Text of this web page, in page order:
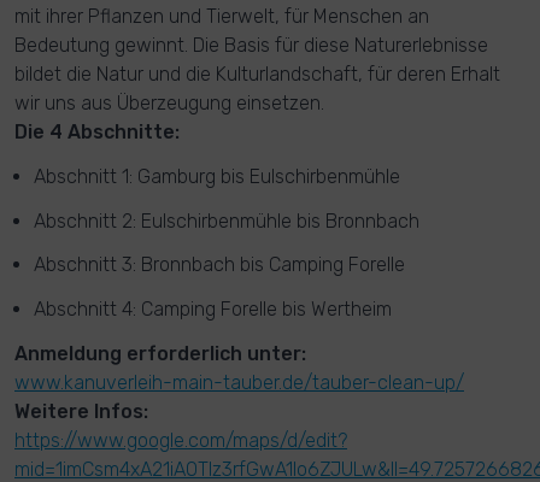
mit ihrer Pflanzen und Tierwelt, für Menschen an
Bedeutung gewinnt. Die Basis für diese Naturerlebnisse
bildet die Natur und die Kulturlandschaft, für deren Erhalt
wir uns aus Überzeugung einsetzen.
Die 4 Abschnitte:
Abschnitt 1: Gamburg bis Eulschirbenmühle
Abschnitt 2: Eulschirbenmühle bis Bronnbach
Abschnitt 3: Bronnbach bis Camping Forelle
Abschnitt 4: Camping Forelle bis Wertheim
Anmeldung erforderlich unter:
www.kanuverleih-main-tauber.de/tauber-clean-up/
Weitere Infos:
https://www.google.com/maps/d/edit?